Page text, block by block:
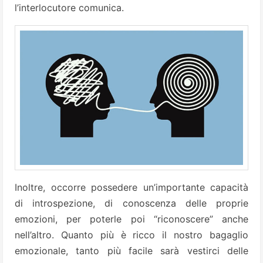
l’interlocutore comunica.
Inoltre, occorre possedere un’importante capacità
di introspezione, di conoscenza delle proprie
emozioni, per poterle poi “riconoscere” anche
nell’altro. Quanto più è ricco il nostro bagaglio
emozionale, tanto più facile sarà vestirci delle